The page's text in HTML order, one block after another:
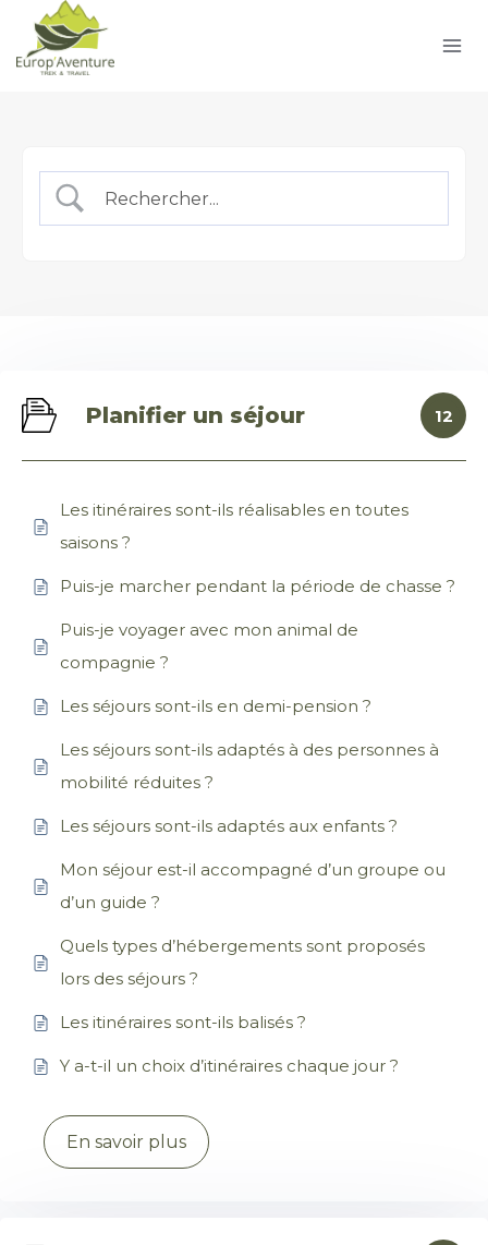
content
Planifier un séjour 12
Les itinéraires sont-ils réalisables en toutes
saisons ?
Puis-je marcher pendant la période de chasse ?
Puis-je voyager avec mon animal de
compagnie ?
Les séjours sont-ils en demi-pension ?
Les séjours sont-ils adaptés à des personnes à
mobilité réduites ?
Les séjours sont-ils adaptés aux enfants ?
Mon séjour est-il accompagné d’un groupe ou
d’un guide ?
Quels types d’hébergements sont proposés
lors des séjours ?
Les itinéraires sont-ils balisés ?
Y a-t-il un choix d’itinéraires chaque jour ?
En savoir plus